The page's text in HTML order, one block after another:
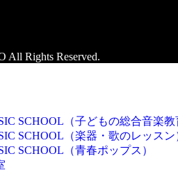
Rights Reserved.
SCHOOL（子どもの総合音楽教
SCHOOL（楽器・歌のレッスン
SCHOOL（青春ポップス）